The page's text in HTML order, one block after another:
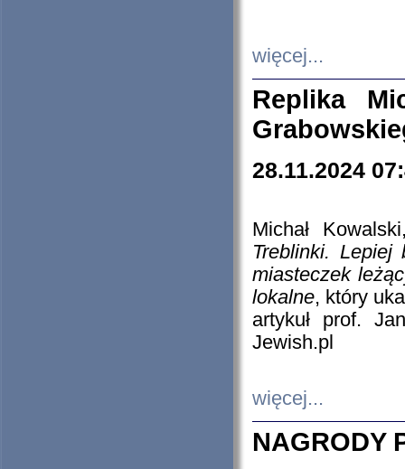
więcej...
Replika
28.11.2024
Michał
Treblinki. Lepiej
miasteczek
lokalne, który
artykuł prof.
Jewish.pl
więcej...
NAGRODY